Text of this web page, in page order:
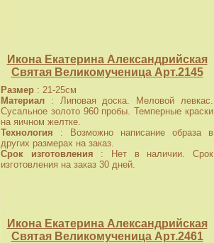
Икона Екатерина Александрийская
Святая Великомученица Арт.2145
Размер : 21-25см
Материал : Липовая доска. Меловой левкас.
Сусальное золото 960 пробы. Темперные краски
на яичном желтке.
Технология : Возможно написание образа в
других размерах на заказ.
Срок изготовления : Нет в наличии. Срок
изготовления на заказ 30 дней.
Икона Екатерина Александрийская
Святая Великомученица Арт.2461